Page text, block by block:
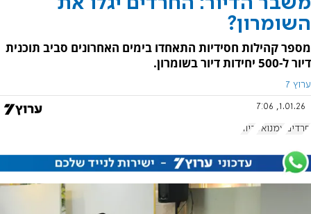
השומרון?
מספר קהילות חסידיות התאחדו בימים האחרונים סביב תוכנית
דיור ל-500 יחידות דיור בשומרון.
ערוץ 7
1.01.26, 7:06
חרדים עמנואל דיור